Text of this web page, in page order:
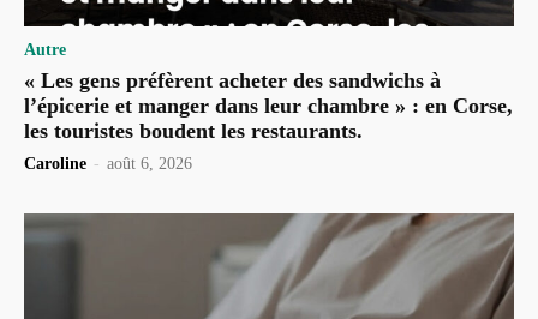
Autre
« Les gens préfèrent acheter des sandwichs à
l’épicerie et manger dans leur chambre » : en Corse,
les touristes boudent les restaurants.
Caroline - août 6, 2026